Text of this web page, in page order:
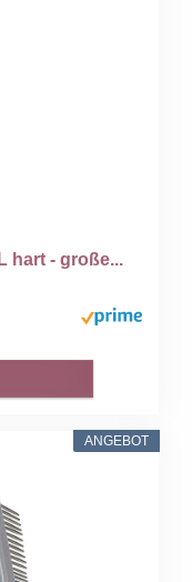
hart - große...
ANGEBOT